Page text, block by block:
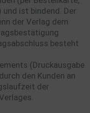
ist bindend. Der
der Verlag dem
besteht
(Druckausgabe
den Kunden an
der